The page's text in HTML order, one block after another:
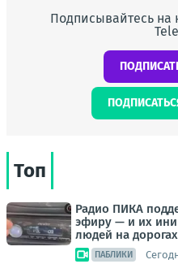
Подписывайтесь
Топ
Радио ПИКА
эфиру — и их
людей на
ПАБЛИКИ